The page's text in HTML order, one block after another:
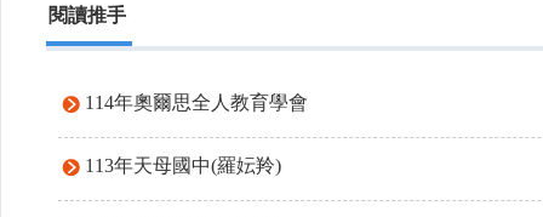
閱讀推手
114年奧爾思全人教育學會
113年天母國中(羅妘羚)